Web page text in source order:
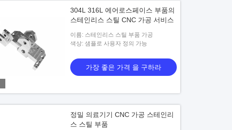
304L 316L 에어로스페이스 부품의
스테인리스 스틸 CNC 가공 서비스
이름: 스테인리스 스틸 부품 가공
색상: 샘플로 사용자 정의 가능
가장 좋은 가격 을 구하라
정밀 의료기기 CNC 가공 스테인리
스 스틸 부품